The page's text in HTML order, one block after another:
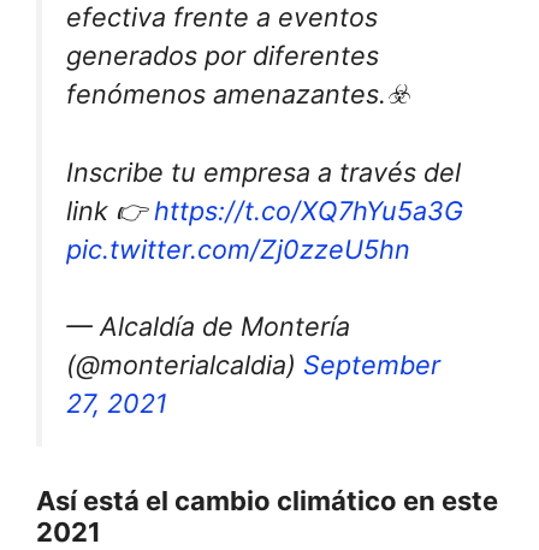
efectiva frente a eventos
generados por diferentes
fenómenos amenazantes.☣️
Inscribe tu empresa a través del
link 👉https://t.co/XQ7hYu5a3G
pic.twitter.com/Zj0zzeU5hn
— Alcaldía de Montería
(@monterialcaldia) September
27, 2021
Así está el cambio climático en este
2021